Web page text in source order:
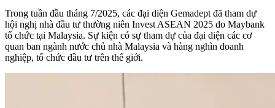
Trong tuần đầu tháng 7/2025, các đại diện Gemadept đã tham dự
hội nghị nhà đầu tư thường niên Invest ASEAN 2025 do Maybank
tổ chức tại Malaysia. Sự kiện có sự tham dự của đại diện các cơ
quan ban ngành nước chủ nhà Malaysia và hàng nghìn doanh
nghiệp, tổ chức đầu tư trên thế giới.